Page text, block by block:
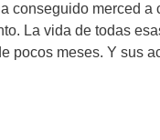
conseguido merced
La vida de todas
pocos meses. Y sus